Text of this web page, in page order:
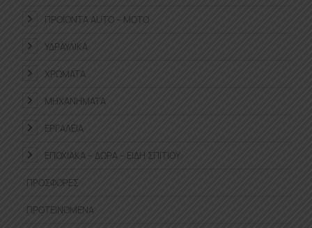
ΠΡΟΪΌΝΤΑ ΑUTO – MOTO
ΥΔΡΑΥΛΙΚΆ
ΧΡΏΜΑΤΑ
ΜΗΧΑΝΉΜΑΤΑ
ΕΡΓΑΛΕΊΑ
ΕΠΟΧΙΑΚΆ – ΔΏΡΑ – ΕΊΔΗ ΣΠΙΤΙΟΎ
ΠΡΟΣΦΟΡΈΣ
ΠΡΟΤΕΙΝΌΜΕΝΑ